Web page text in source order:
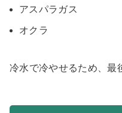
アスパラガス
オクラ
冷水で冷やせるため、最